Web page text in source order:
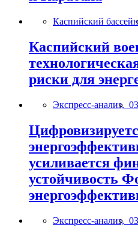
Каспийский
Каспийский
риски для
Экспресс-анализ,
усиливается
устойчивость
Экспресс-анализ,